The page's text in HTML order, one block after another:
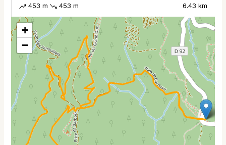
453 m 453 m 6.43 km
+
−